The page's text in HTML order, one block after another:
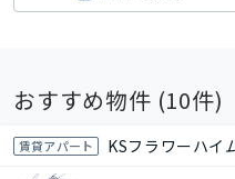
おすすめ物件 (10件)
賃貸アパート KSフラワーハイ